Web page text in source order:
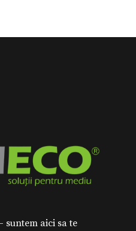
suntem aici sa te